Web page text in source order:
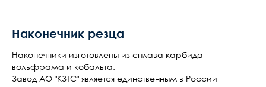
Наконечник резца
Наконечники изготовлены из сплава карбида
вольфрама и кобальта.
Завод АО "КЗТС" является единственным в России